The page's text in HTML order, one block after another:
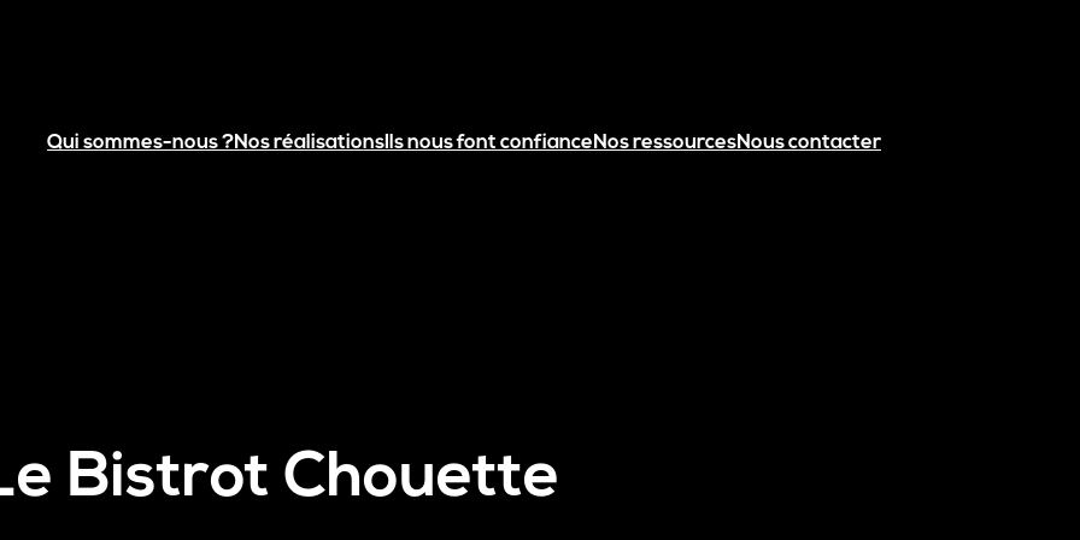
Qui sommes-nous ?Nos réalisations Ils nous font confiance Nos ressourcesNous contacter
Bistrot Chouette